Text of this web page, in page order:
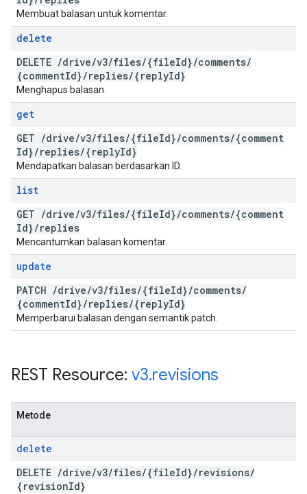
Membuat balasan untuk komentar.
delete
DELETE /drive/v3/files/{fileId}/comments/
{commentId}/replies/{replyId}
Menghapus balasan.
get
GET /drive/v3/files/{fileId}/comments/{comment
Id}/replies/{replyId}
Mendapatkan balasan berdasarkan ID.
list
GET /drive/v3/files/{fileId}/comments/{comment
Id}/replies
Mencantumkan balasan komentar.
update
PATCH /drive/v3/files/{fileId}/comments/
{commentId}/replies/{replyId}
Memperbarui balasan dengan semantik patch.
REST Resource: v3.revisions
Metode
delete
DELETE /drive/v3/files/{fileId}/revisions/
{revisionId}